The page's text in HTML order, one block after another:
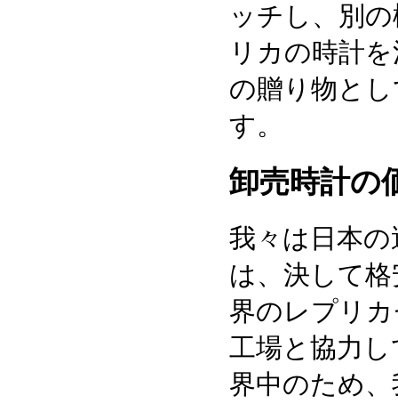
ッチし、別
リカの時計
の贈り物と
す。
卸売時計の
我々は日本
は、決して
界のレプリ
工場と協力
界中のため